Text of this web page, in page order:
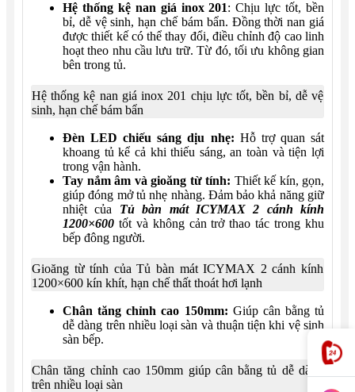
Hệ thống kệ nan giá inox 201: Chịu lực tốt, bền
bỉ, dễ vệ sinh, hạn chế bám bẩn. Đồng thời nan giá
được thiết kế có thể thay đổi, điều chỉnh độ cao linh
hoạt theo nhu cầu lưu trữ. Từ đó, tối ưu không gian
bên trong tủ.
Hệ thống kệ nan giá inox 201 chịu lực tốt, bền bỉ, dễ vệ
sinh, hạn chế bám bẩn
Đèn LED chiếu sáng dịu nhẹ: Hỗ trợ quan sát
khoang tủ kể cả khi thiếu sáng, an toàn và tiện lợi
trong vận hành.
Tay nắm âm và gioăng từ tính: Thiết kế kín, gọn,
giúp đóng mở tủ nhẹ nhàng. Đảm bảo khả năng giữ
nhiệt của Tủ bàn mát ICYMAX 2 cánh kính
1200×600 tốt và không cản trở thao tác trong khu
bếp đông người.
Gioăng từ tính của Tủ bàn mát ICYMAX 2 cánh kính
1200×600 kín khít, hạn chế thất thoát hơi lạnh
Chân tăng chỉnh cao 150mm: Giúp cân bằng tủ
dễ dàng trên nhiều loại sàn và thuận tiện khi vệ sinh
sàn bếp.
Chân tăng chỉnh cao 150mm giúp cân bằng tủ dễ dàng
trên nhiều loại sàn